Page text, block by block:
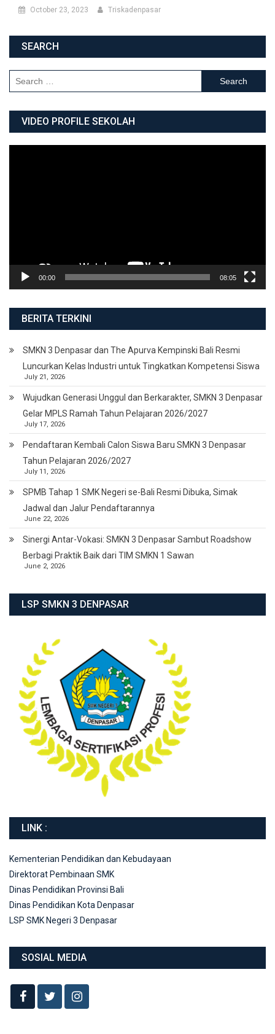
October 23, 2023 Triskadenpasar
SEARCH
Search for:
VIDEO PROFILE SEKOLAH
00:00 08:05
BERITA TERKINI
SMKN 3 Denpasar dan The Apurva Kempinski Bali Resmi
Luncurkan Kelas Industri untuk Tingkatkan Kompetensi Siswa
July 21, 2026
Wujudkan Generasi Unggul dan Berkarakter, SMKN 3 Denpasar
Gelar MPLS Ramah Tahun Pelajaran 2026/2027
July 17, 2026
Pendaftaran Kembali Calon Siswa Baru SMKN 3 Denpasar
Tahun Pelajaran 2026/2027
July 11, 2026
SPMB Tahap 1 SMK Negeri se-Bali Resmi Dibuka, Simak
Jadwal dan Jalur Pendaftarannya
June 22, 2026
Sinergi Antar-Vokasi: SMKN 3 Denpasar Sambut Roadshow
Berbagi Praktik Baik dari TIM SMKN 1 Sawan
June 2, 2026
LSP SMKN 3 DENPASAR
LINK :
Kementerian Pendidikan dan Kebudayaan
Direktorat Pembinaan SMK
Dinas Pendidikan Provinsi Bali
Dinas Pendidikan Kota Denpasar
LSP SMK Negeri 3 Denpasar
SOSIAL MEDIA